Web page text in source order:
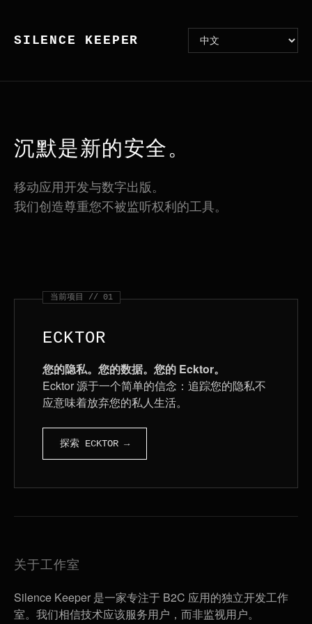
SILENCE KEEPER
沉默是新的安全。
移动应用开发与数字出版。
我们创造尊重您不被监听权利的工具。
当前项目 // 01
ECKTOR
您的隐私。您的数据。您的 Ecktor。
Ecktor 源于一个简单的信念：追踪您的隐私不
应意味着放弃您的私人生活。
探索 ECKTOR →
关于工作室
Silence Keeper 是一家专注于 B2C 应用的独立开发工作
室。我们相信技术应该服务用户，而非监视用户。